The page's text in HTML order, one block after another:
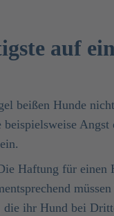
auf
beißen Hunde
beispielsweise
Haftung für einen
die ihr Hund bei